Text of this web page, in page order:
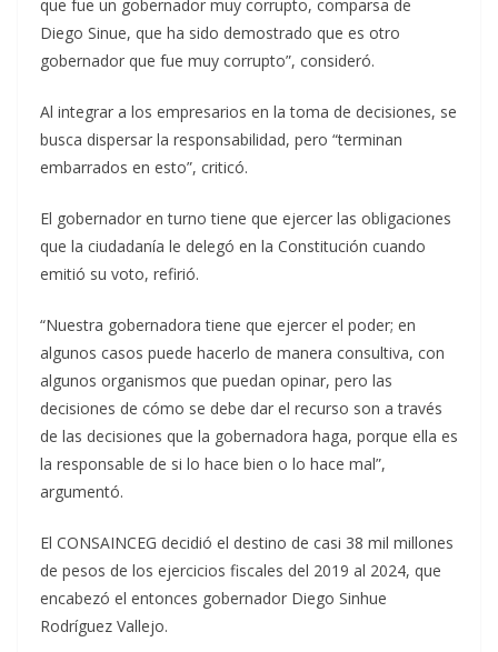
que fue un gobernador muy corrupto, comparsa de
Diego Sinue, que ha sido demostrado que es otro
gobernador que fue muy corrupto”, consideró.
Al integrar a los empresarios en la toma de decisiones, se
busca dispersar la responsabilidad, pero “terminan
embarrados en esto”, criticó.
El gobernador en turno tiene que ejercer las obligaciones
que la ciudadanía le delegó en la Constitución cuando
emitió su voto, refirió.
“Nuestra gobernadora tiene que ejercer el poder; en
algunos casos puede hacerlo de manera consultiva, con
algunos organismos que puedan opinar, pero las
decisiones de cómo se debe dar el recurso son a través
de las decisiones que la gobernadora haga, porque ella es
la responsable de si lo hace bien o lo hace mal”,
argumentó.
El CONSAINCEG decidió el destino de casi 38 mil millones
de pesos de los ejercicios fiscales del 2019 al 2024, que
encabezó el entonces gobernador Diego Sinhue
Rodríguez Vallejo.